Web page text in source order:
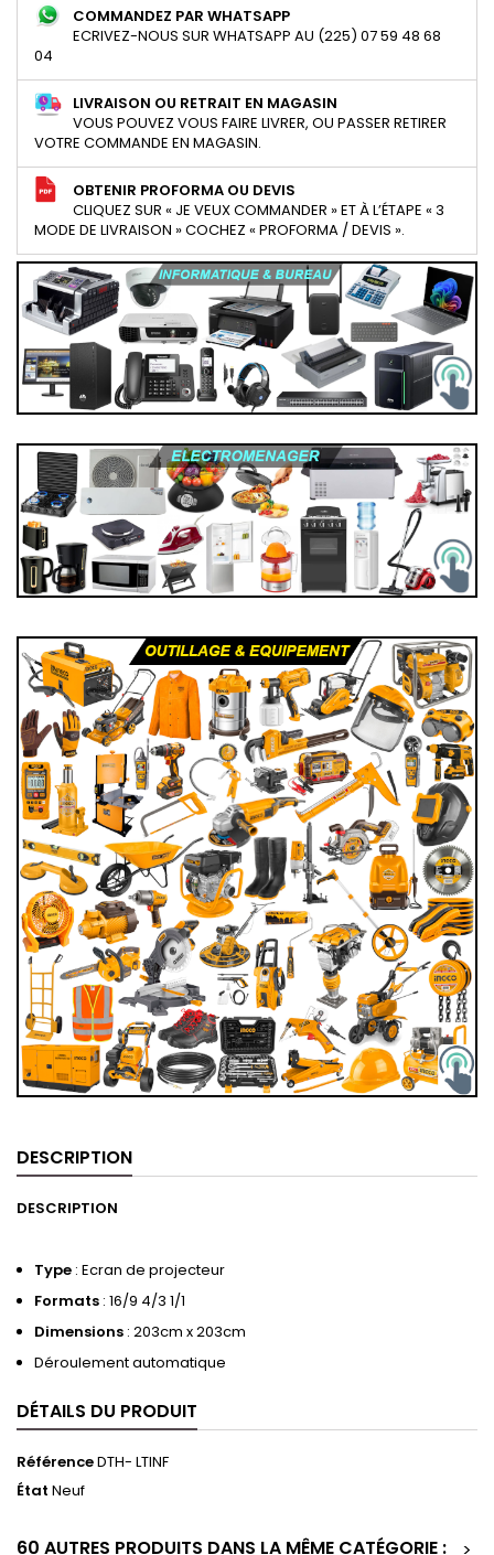
COMMANDEZ PAR WHATSAPP
ECRIVEZ-NOUS SUR WHATSAPP AU (225) 07 59 48 68
04
LIVRAISON OU RETRAIT EN MAGASIN
VOUS POUVEZ VOUS FAIRE LIVRER, OU PASSER RETIRER
VOTRE COMMANDE EN MAGASIN.
OBTENIR PROFORMA OU DEVIS
CLIQUEZ SUR « JE VEUX COMMANDER » ET À L’ÉTAPE « 3
MODE DE LIVRAISON » COCHEZ « PROFORMA / DEVIS ».
DESCRIPTION
DESCRIPTION
Type : Ecran de projecteur
Formats : 16/9 4/3 1/1
Dimensions : 203cm x 203cm
Déroulement automatique
DÉTAILS DU PRODUIT
RéférenceDTH- LTINF
État Neuf
60 AUTRES PRODUITS DANS LA MÊME CATÉGORIE : >